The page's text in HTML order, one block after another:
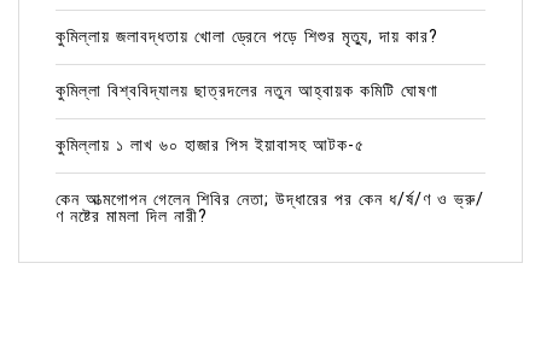
কুমিল্লায় জলাবদ্ধতায় খোলা ড্রেনে পড়ে শিশুর মৃত্যু, দায় কার?
কুমিল্লা বিশ্ববিদ্যালয় ছাত্রদলের নতুন আহ্বায়ক কমিটি ঘোষণা
কুমিল্লায় ১ লাখ ৬০ হাজার পিস ইয়াবাসহ আটক-৫
কেন আত্মগোপন গেলেন শিবির নেতা; উদ্ধারের পর কেন ধ/র্ষ/ণ ও ভ্রু/
ণ নষ্টের মামলা দিল নারী?